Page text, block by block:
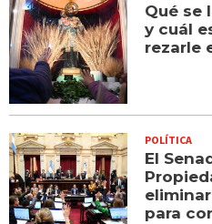
Qué se
y cuál
rezarle
POLÍTICA
El
para